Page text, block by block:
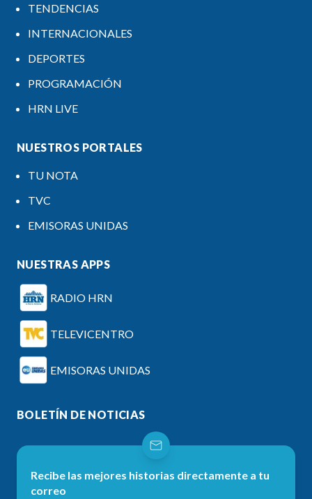
TENDENCIAS
INTERNACIONALES
DEPORTES
PROGRAMACIÓN
HRN LIVE
NUESTROS PORTALES
TU NOTA
TVC
EMISORAS UNIDAS
NUESTRAS APPS
RADIO HRN
TELEVICENTRO
EMISORAS UNIDAS
BOLETÍN DE NOTICIAS
Recibe las mejores historias directamente a tu
correo